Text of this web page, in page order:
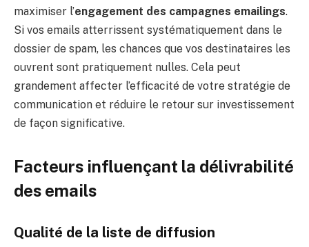
maximiser l’engagement des campagnes emailings.
Si vos emails atterrissent systématiquement dans le
dossier de spam, les chances que vos destinataires les
ouvrent sont pratiquement nulles. Cela peut
grandement affecter l’efficacité de votre stratégie de
communication et réduire le retour sur investissement
de façon significative.
Facteurs influençant la délivrabilité
des emails
Qualité de la liste de diffusion